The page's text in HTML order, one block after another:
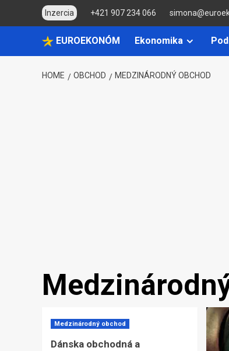
Inzercia +421 907 234 066
EUROEKONÓM Ekonomika
HOME OBCHOD MEDZINÁRODNÝ OBCHOD
Medzinárodný obchod
Dánska obchodná a